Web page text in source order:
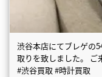
渋谷本店にてブレゲの
取りを致しました。 ご
#渋谷買取 #時計買取